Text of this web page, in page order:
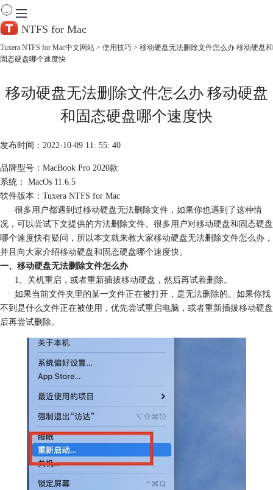
NTFS for Mac
下 载
购买
Tuxera NTFS for Mac中文网站 > 使用技巧 > 移动硬盘无法删除文件怎么办 移动硬盘和
固态硬盘哪个速度快
移动硬盘无法删除文件怎么办 移动硬盘
和固态硬盘哪个速度快
发布时间：2022-10-09 11: 55: 40
品牌型号：MacBook Pro 2020款
系统： MacOs 11.6.5
软件版本：Tuxera NTFS for Mac
很多用户都遇到过移动硬盘无法删除文件，如果你也遇到了这种情
况，可以尝试下文提供的方法删除文件。很多用户对移动硬盘和固态硬盘
哪个速度快有疑问，所以本文就来教大家移动硬盘无法删除文件怎么办，
并且向大家介绍移动硬盘和固态硬盘哪个速度快。
一、移动硬盘无法删除文件怎么办
1、关机重启，或者重新插拔移动硬盘，然后再试着删除。
如果当前文件夹里的某一文件正在被打开，是无法删除的。如果你找
不到是什么文件正在被使用，优先尝试重启电脑，或者重新插拔移动硬盘
后再尝试删除。